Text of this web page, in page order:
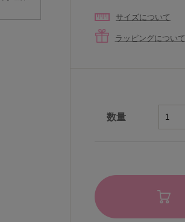
サイズについて
ラッピングについて
数量